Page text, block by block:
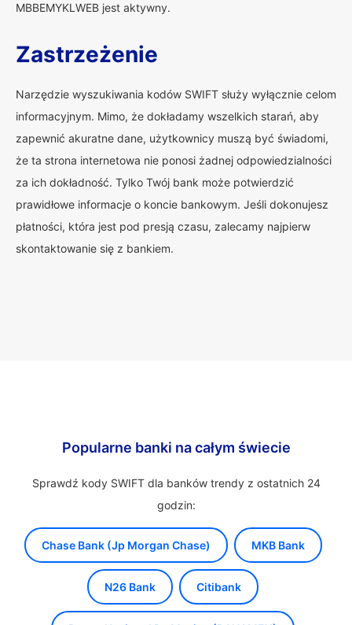
MBBEMYKLWEB jest aktywny.
Zastrzeżenie
Narzędzie wyszukiwania kodów SWIFT służy wyłącznie celom
informacyjnym. Mimo, że dokładamy wszelkich starań, aby
zapewnić akuratne dane, użytkownicy muszą być świadomi,
że ta strona internetowa nie ponosi żadnej odpowiedzialności
za ich dokładność. Tylko Twój bank może potwierdzić
prawidłowe informacje o koncie bankowym. Jeśli dokonujesz
płatności, która jest pod presją czasu, zalecamy najpierw
skontaktowanie się z bankiem.
Popularne banki na całym świecie
Sprawdź kody SWIFT dla banków trendy z ostatnich 24
godzin:
Chase Bank (Jp Morgan Chase) MKB Bank
N26 Bank Citibank